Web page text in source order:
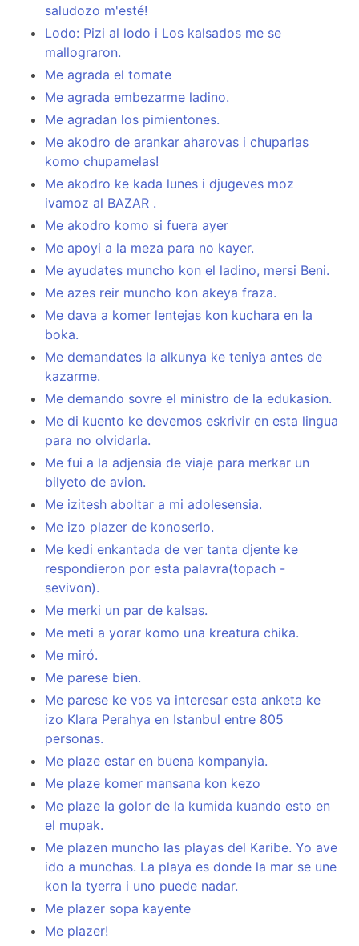
saludozo m'esté!
Lodo: Pizi al lodo i Los kalsados me se
mallograron.
Me agrada el tomate
Me agrada embezarme ladino.
Me agradan los pimientones.
Me akodro de arankar aharovas i chuparlas
komo chupamelas!
Me akodro ke kada lunes i djugeves moz
ivamoz al BAZAR .
Me akodro komo si fuera ayer
Me apoyi a la meza para no kayer.
Me ayudates muncho kon el ladino, mersi Beni.
Me azes reir muncho kon akeya fraza.
Me dava a komer lentejas kon kuchara en la
boka.
Me demandates la alkunya ke teniya antes de
kazarme.
Me demando sovre el ministro de la edukasion.
Me di kuento ke devemos eskrivir en esta lingua
para no olvidarla.
Me fui a la adjensia de viaje para merkar un
bilyeto de avion.
Me izitesh aboltar a mi adolesensia.
Me izo plazer de konoserlo.
Me kedi enkantada de ver tanta djente ke
respondieron por esta palavra(topach -
sevivon).
Me merki un par de kalsas.
Me meti a yorar komo una kreatura chika.
Me miró.
Me parese bien.
Me parese ke vos va interesar esta anketa ke
izo Klara Perahya en Istanbul entre 805
personas.
Me plaze estar en buena kompanyia.
Me plaze komer mansana kon kezo
Me plaze la golor de la kumida kuando esto en
el mupak.
Me plazen muncho las playas del Karibe. Yo ave
ido a munchas. La playa es donde la mar se une
kon la tyerra i uno puede nadar.
Me plazer sopa kayente
Me plazer!